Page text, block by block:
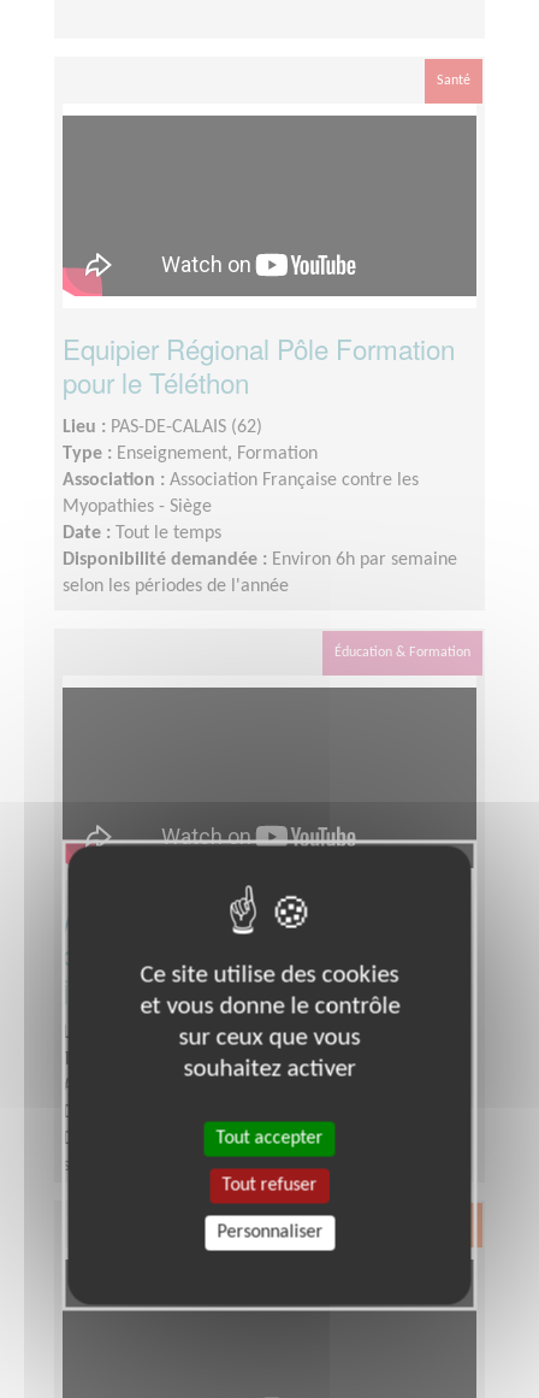
Santé
Equipier Régional Pôle Formation
pour le Téléthon
Lieu : PAS-DE-CALAIS (62)
Type : Enseignement, Formation
Association : Association Française contre les
Myopathies - Siège
Date :
Tout le temps
Disponibilité demandée : Environ 6h par semaine
selon les périodes de l'année
Éducation & Formation
Animez une antenne locale
d'association pour soutenir les
jeunes dans leur scolarité !
Lieu :
BOULOGNE SUR MER (62200)
Accompagnement scolaire
Association :
Date :
Disponibilité demandée :une demi journée par
semaine
Ce site utilise des cookies
et vous donne le contrôle
sur ceux que vous
souhaitez activer
Tout accepter
Tout refuser
Personnaliser